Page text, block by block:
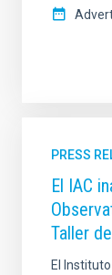
PRESS
El IAC
Taller
El